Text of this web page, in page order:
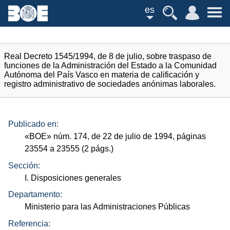
es
Real Decreto 1545/1994, de 8 de julio, sobre traspaso de
funciones de la Administración del Estado a la Comunidad
Autónoma del País Vasco en materia de calificación y
registro administrativo de sociedades anónimas laborales.
Publicado en:
«BOE» núm. 174, de 22 de julio de 1994, páginas
23554 a 23555 (2 págs.)
Sección:
I. Disposiciones generales
Departamento:
Ministerio para las Administraciones Públicas
Referencia: